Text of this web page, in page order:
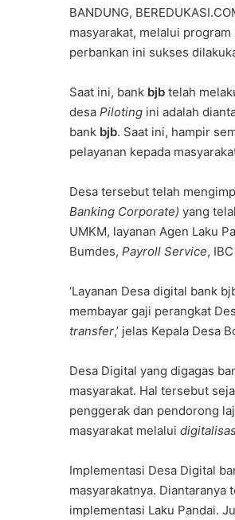
BANDUNG,
masyarakat, melalui
perbankan ini sukses
Saat ini, bank bjb telah
desa Piloting ini adalah
bank bjb. Saat ini, hampir
pelayanan kepada
Desa tersebut telah
Banking Corporate) yang
UMKM, layanan Agen Laku
Bumdes, Payroll Service,
‘Layanan Desa digital bank
membayar gaji perangkat
transfer,’ jelas Kepala Desa
Desa Digital yang digagas
masyarakat. Hal tersebut
penggerak dan pendorong
masyarakat melalui
Implementasi Desa Digital
masyarakatnya.
implementasi Laku Pandai.